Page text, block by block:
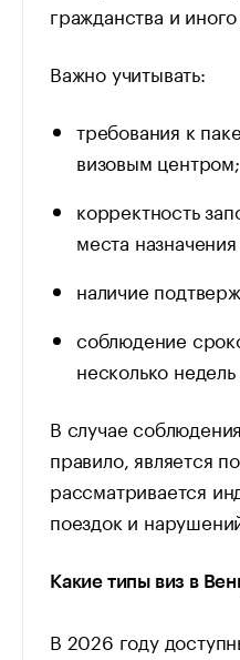
гражданства и иного
Важно учитывать:
требования к
визовым центром;
корректность
места
наличие
соблюдение
несколько
В случае
правило, является
рассматривается
поездок и
Какие типы виз в
В 2026 году